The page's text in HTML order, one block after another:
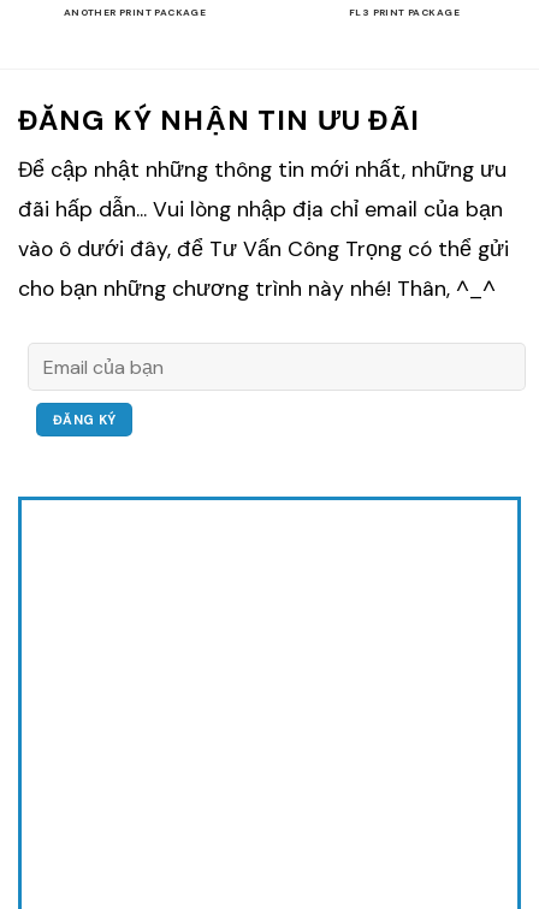
ANOTHER PRINT PACKAGE FL3 PRINT PACKAGE
ĐĂNG KÝ NHẬN TIN ƯU ĐÃI
Để cập nhật những thông tin mới nhất, những ưu
đãi hấp dẫn... Vui lòng nhập địa chỉ email của bạn
vào ô dưới đây, để Tư Vấn Công Trọng có thể gửi
cho bạn những chương trình này nhé! Thân, ^_^